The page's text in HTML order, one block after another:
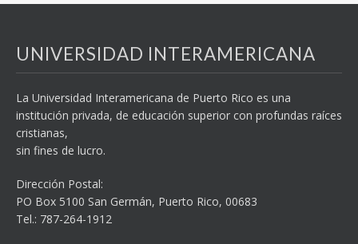
UNIVERSIDAD INTERAMERICANA
La Universidad Interamericana de Puerto Rico es una
institución privada, de educación superior con profundas raíces
cristianas,
sin fines de lucro.
Dirección Postal:
PO Box 5100 San Germán, Puerto Rico, 00683
Tel.: 787-264-1912